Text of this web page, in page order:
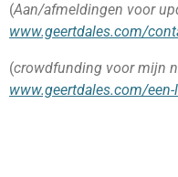
(Aan/afmeldingen voor
www.geertdales.com/
(crowdfunding voor mijn
www.geertdales.com/